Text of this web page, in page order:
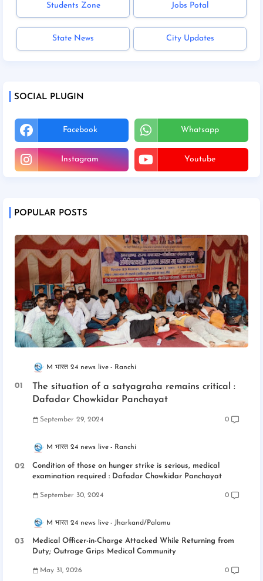
Students Zone Jobs Potal
State News City Updates
SOCIAL PLUGIN
Facebook Whatsapp
Instagram Youtube
POPULAR POSTS
M भारत 24 news live Ranchi
The situation of a satyagraha remains critical :
Dafadar Chowkidar Panchayat
September 29, 2024 0
M भारत 24 news live Ranchi
Condition of those on hunger strike is serious, medical
examination required : Dafadar Chowkidar Panchayat
September 30, 2024 0
M भारत 24 news live Jharkand/Palamu
Medical Officer-in-Charge Attacked While Returning from
Duty; Outrage Grips Medical Community
May 31, 2026 0